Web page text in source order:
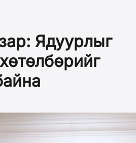
Ядуурлыг